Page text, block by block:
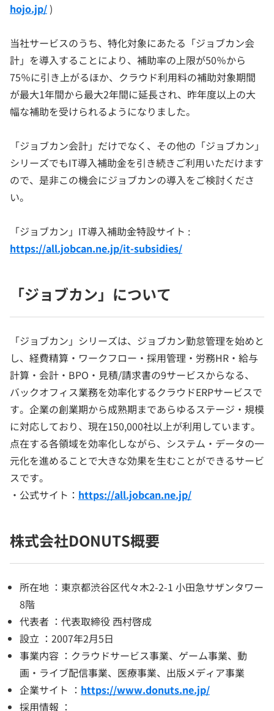
hojo.jp/)
当社サービスのうち、特化対象にあたる「ジョブカン会
計」を導入することにより、補助率の上限が50％から
75％に引き上がるほか、クラウド利用料の補助対象期間
が最大1年間から最大2年間に延長され、昨年度以上の大
幅な補助を受けられるようになりました。
「ジョブカン会計」だけでなく、その他の「ジョブカン」
シリーズでもIT導入補助金を引き続きご利用いただけます
ので、是非この機会にジョブカンの導入をご検討くださ
い。
「ジョブカン」IT導入補助金特設サイト :
https://all.jobcan.ne.jp/it-subsidies/
「ジョブカン」について
「ジョブカン」シリーズは、ジョブカン勤怠管理を始めと
し、経費精算・ワークフロー・採用管理・労務HR・給与
計算・会計・BPO・見積/請求書の9サービスからなる、
バックオフィス業務を効率化するクラウドERPサービスで
す。企業の創業期から成熟期まであらゆるステージ・規模
に対応しており、現在150,000社以上が利用しています。
点在する各領域を効率化しながら、システム・データの一
元化を進めることで大きな効果を生むことができるサービ
スです。
・公式サイト： https://all.jobcan.ne.jp/
株式会社DONUTS概要
所在地 ：東京都渋谷区代々木2-2-1 小田急サザンタワー
8階
代表者 ：代表取締役 西村啓成
設立 ：2007年2月5日
事業内容 ：クラウドサービス事業、ゲーム事業、動
画・ライブ配信事業、医療事業、出版メディア事業
企業サイト ： https://www.donuts.ne.jp/
採用情報 ：